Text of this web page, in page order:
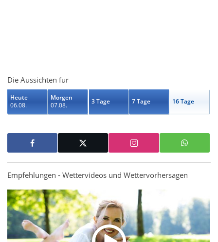
Die Aussichten für
Heute
06.08.
Morgen
07.08.
3 Tage 7 Tage 16 Tage
Empfehlungen - Wettervideos und Wettervorhersagen